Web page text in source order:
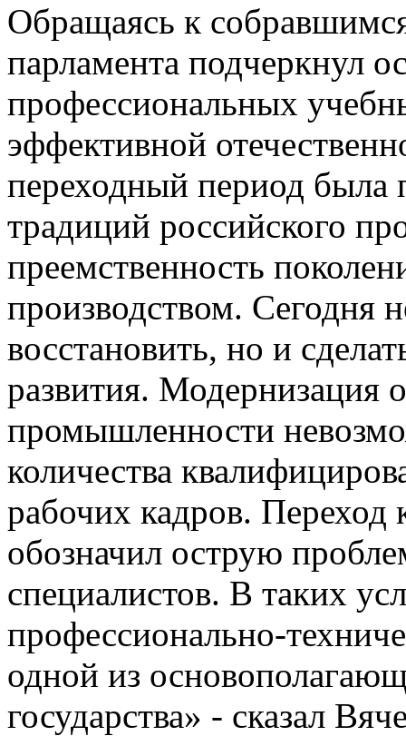
Обращаясь к
парламента подчеркнул
профессиональных
эффективной
переходный период была
традиций российского
преемственность
производством. Сегодня
восстановить, но и
развития. Модернизация
промышленности
количества
рабочих кадров.
обозначил острую
специалистов. В таких
профессионально-
одной из
государства» - сказал